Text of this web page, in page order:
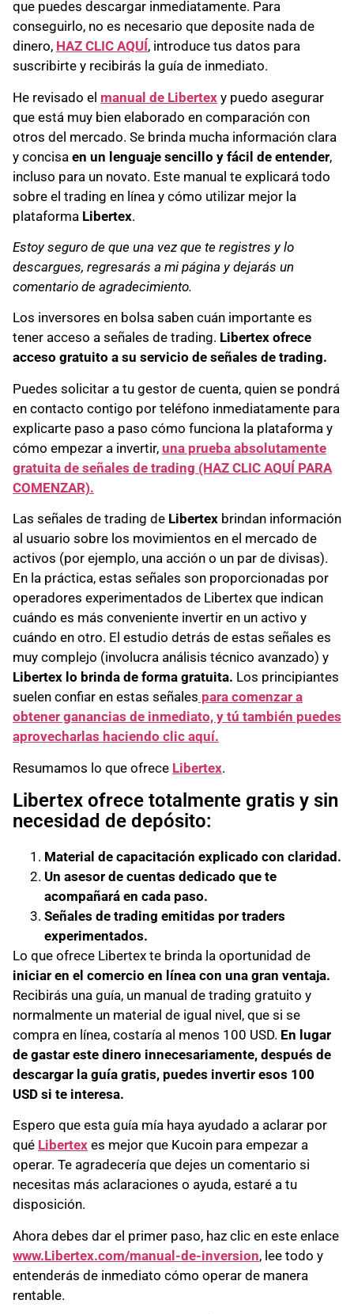
que puedes descargar inmediatamente. Para
conseguirlo, no es necesario que deposite nada de
dinero, HAZ CLIC AQUÍ, introduce tus datos para
suscribirte y recibirás la guía de inmediato.
He revisado el manual de Libertex y puedo asegurar
que está muy bien elaborado en comparación con
otros del mercado. Se brinda mucha información clara
y concisa en un lenguaje sencillo y fácil de entender,
incluso para un novato. Este manual te explicará todo
sobre el trading en línea y cómo utilizar mejor la
plataforma Libertex.
Estoy seguro de que una vez que te registres y lo
descargues, regresarás a mi página y dejarás un
comentario de agradecimiento.
Los inversores en bolsa saben cuán importante es
tener acceso a señales de trading. Libertex ofrece
acceso gratuito a su servicio de señales de trading.
Puedes solicitar a tu gestor de cuenta, quien se pondrá
en contacto contigo por teléfono inmediatamente para
explicarte paso a paso cómo funciona la plataforma y
cómo empezar a invertir, una prueba absolutamente
gratuita de señales de trading (HAZ CLIC AQUÍ PARA
COMENZAR).
Las señales de trading de Libertex brindan información
al usuario sobre los movimientos en el mercado de
activos (por ejemplo, una acción o un par de divisas).
En la práctica, estas señales son proporcionadas por
operadores experimentados de Libertex que indican
cuándo es más conveniente invertir en un activo y
cuándo en otro. El estudio detrás de estas señales es
muy complejo (involucra análisis técnico avanzado) y
Libertex lo brinda de forma gratuita. Los principiantes
suelen confiar en estas señales para comenzar a
obtener ganancias de inmediato, y tú también puedes
aprovecharlas haciendo clic aquí.
Resumamos lo que ofrece Libertex.
Libertex ofrece totalmente gratis y sin
necesidad de depósito:
Material de capacitación explicado con claridad.
Un asesor de cuentas dedicado que te
acompañará en cada paso.
Señales de trading emitidas por traders
experimentados.
Lo que ofrece Libertex te brinda la oportunidad de
iniciar en el comercio en línea con una gran ventaja.
Recibirás una guía, un manual de trading gratuito y
normalmente un material de igual nivel, que si se
compra en línea, costaría al menos 100 USD. En lugar
de gastar este dinero innecesariamente, después de
descargar la guía gratis, puedes invertir esos 100
USD si te interesa.
Espero que esta guía mía haya ayudado a aclarar por
qué Libertex es mejor que Kucoin para empezar a
operar. Te agradecería que dejes un comentario si
necesitas más aclaraciones o ayuda, estaré a tu
disposición.
Ahora debes dar el primer paso, haz clic en este enlace
www.Libertex.com/manual-de-inversion, lee todo y
entenderás de inmediato cómo operar de manera
rentable.